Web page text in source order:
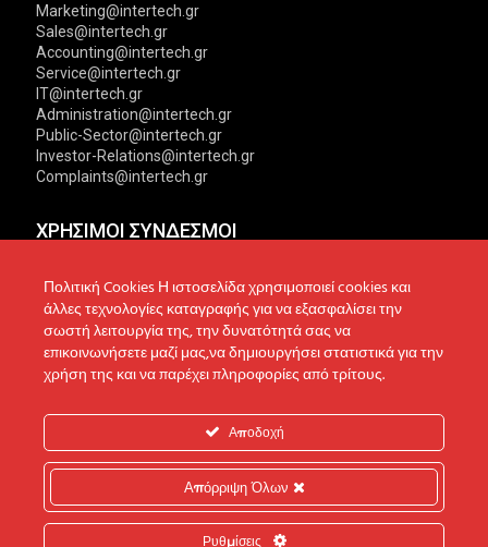
Marketing@intertech.gr
Sales@intertech.gr
Accounting@intertech.gr
Service@intertech.gr
IT@intertech.gr
Administration@intertech.gr
Public-Sector@intertech.gr
Investor-Relations@intertech.gr
Complaints@intertech.gr
ΧΡΗΣΙΜΟΙ ΣΥΝΔΕΣΜΟΙ
Δίκτυο συνεργατών
Τεχνική υποστήριξη
Πολιτική Απορρήτου
Πολιτική Cookies
Πολιτική Προστασίας
Δεδομένων
Επικοινωνία
© 2022 Intertech S.A. All Rights reserved.
Πολιτική Cookies Η ιστοσελίδα χρησιμοποιεί cookies και
άλλες τεχνολογίες καταγραφής για να εξασφαλίσει την
σωστή λειτουργία της, την δυνατότητά σας να
επικοινωνήσετε μαζί μας,να δημιουργήσει στατιστικά για την
χρήση της και να παρέχει πληροφορίες από τρίτους.
Αποδοχή
Απόρριψη Όλων
Ρυθμίσεις